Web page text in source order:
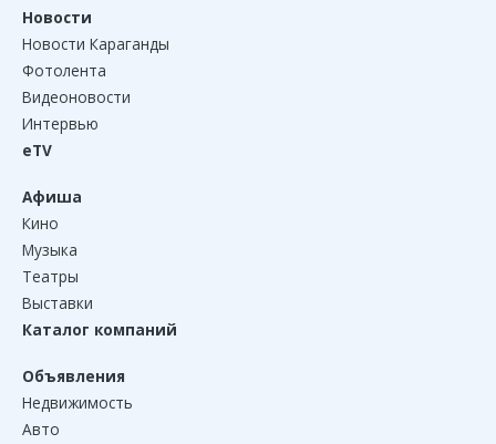
Новости
Новости Караганды
Фотолента
Видеоновости
Интервью
eTV
Афиша
Кино
Музыка
Театры
Выставки
Каталог компаний
Объявления
Недвижимость
Авто